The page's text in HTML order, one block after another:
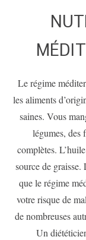
Le régime
les aliments
saines. Vous
légumes, des
complètes.
source de graisse.
que le régime
votre risque de
de nombreuses
Un